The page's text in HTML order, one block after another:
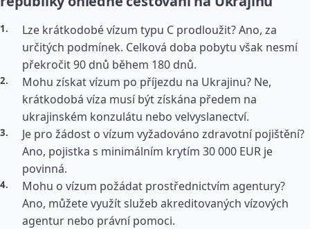
Lze krátkodobé vízum typu C prodloužit? Ano, za
určitých podmínek. Celková doba pobytu však nesmí
překročit 90 dnů během 180 dnů.
Mohu získat vízum po příjezdu na Ukrajinu? Ne,
krátkodobá víza musí být získána předem na
ukrajinském konzulátu nebo velvyslanectví.
Je pro žádost o vízum vyžadováno zdravotní pojištění?
Ano, pojistka s minimálním krytím 30 000 EUR je
povinná.
Mohu o vízum požádat prostřednictvím agentury?
Ano, můžete využít služeb akreditovaných vízových
agentur nebo právní pomoci.